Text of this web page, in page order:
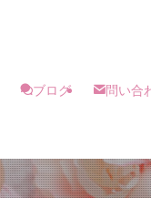
ラマンが2名体制でご
ブログ 問い合